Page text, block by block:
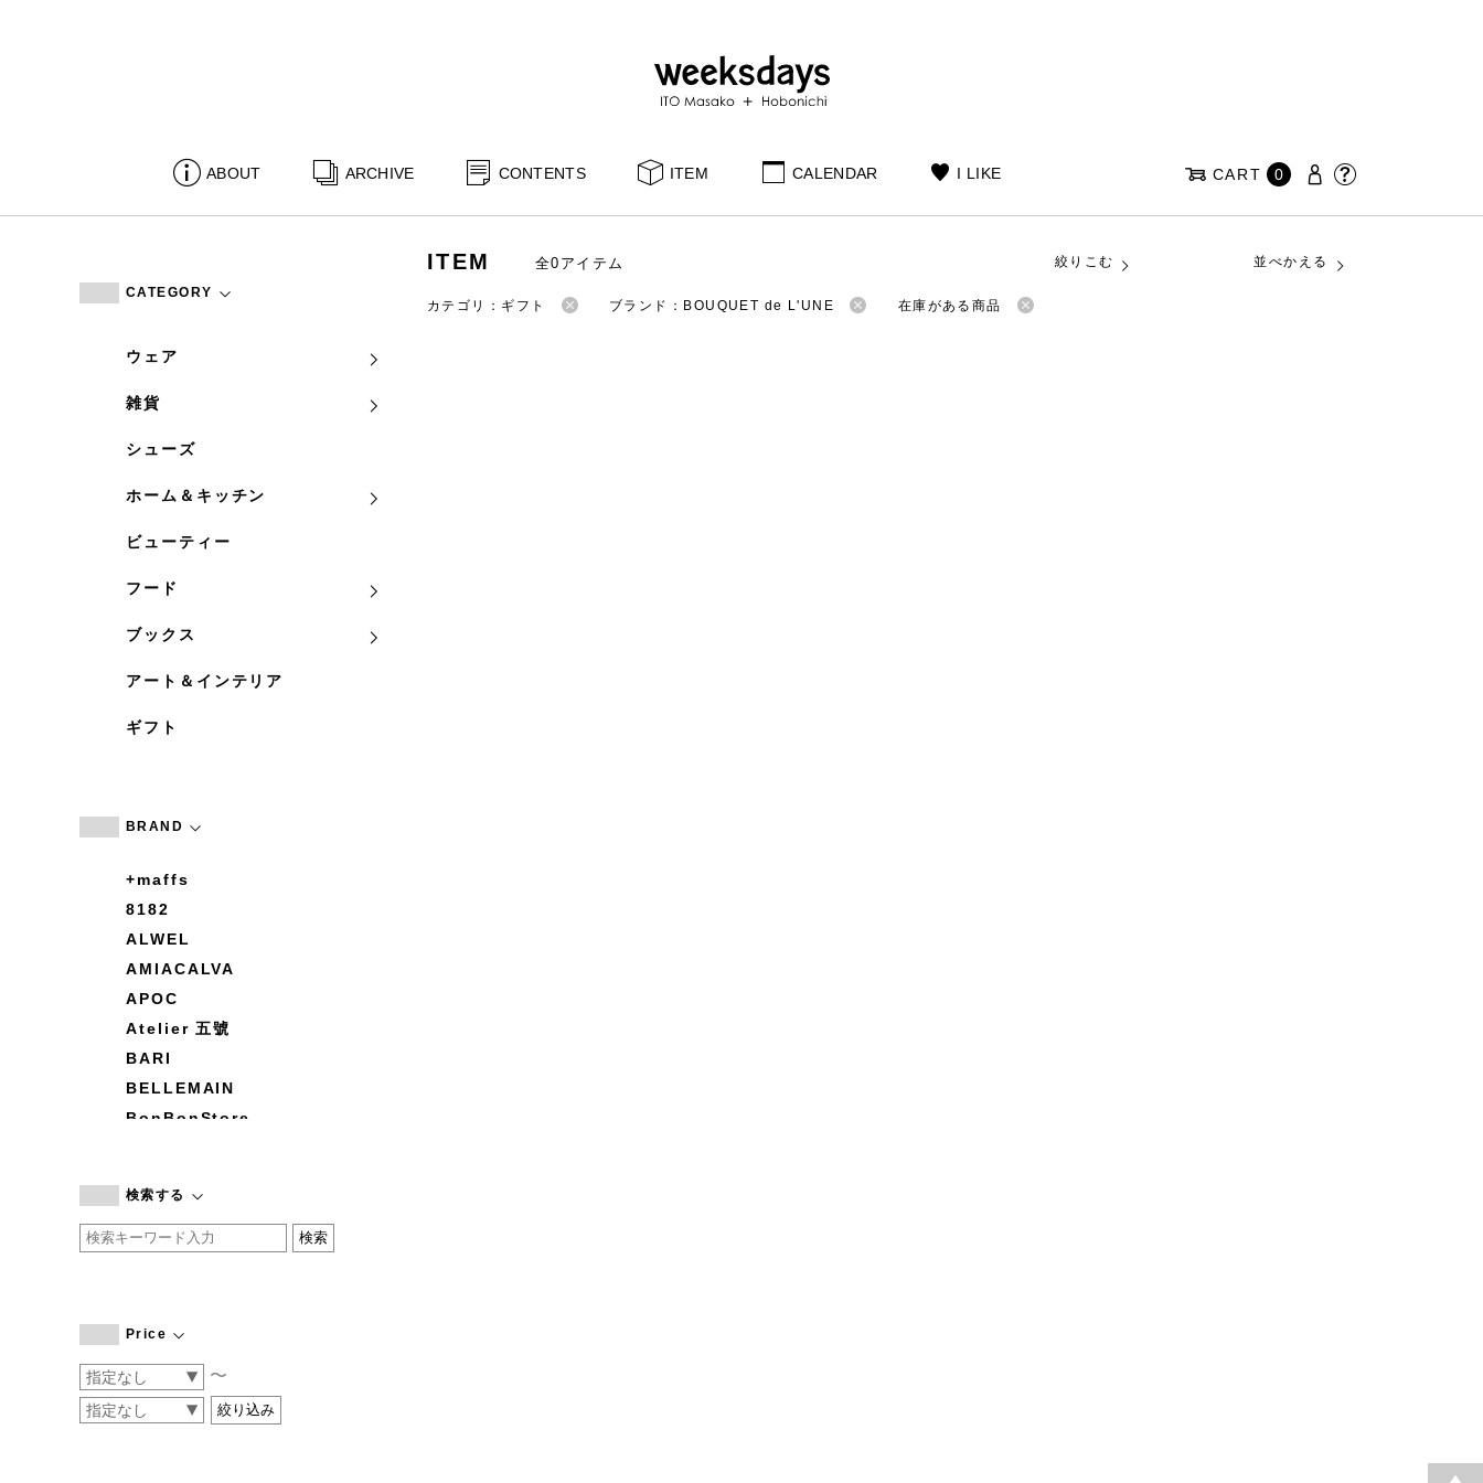
ABOUT ARCHIVE CONTENTS ITEM CALENDAR I LIKE CART 0
CATEGORY
ウェア
雑貨
シューズ
ホーム＆キッチン
ビューティー
フード
ブックス
アート＆インテリア
ギフト
BRAND
+maffs
8182
ALWEL
AMIACALVA
APOC
Atelier 五號
BARI
BELLEMAIN
BonBonStore
by basics
CATWORTH
COGTHEBIGSMOKE
CONVERSE
DEAN & DELUCA
検索する
Price
〜
ITEM 全0アイテム 絞りこむ 並べかえる
カテゴリ：ギフト ブランド：BOUQUET de L'UNE 在庫がある商品